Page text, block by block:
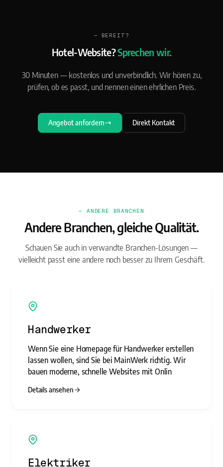
— BEREIT?
Hotel-Website?Sprechen wir.
30 Minuten — kostenlos und unverbindlich. Wir hören zu,
prüfen, ob es passt, und nennen einen ehrlichen Preis.
Angebot anfordern Direkt Kontakt
— ANDERE BRANCHEN
Andere Branchen, gleiche Qualität.
Schauen Sie auch in verwandte Branchen-Lösungen —
vielleicht passt eine andere noch besser zu Ihrem Geschäft.
Handwerker
Wenn Sie eine Homepage für Handwerker erstellen
lassen wollen, sind Sie bei MainWerk richtig. Wir
bauen moderne, schnelle Websites mit Onlin
Details ansehen
Elektriker